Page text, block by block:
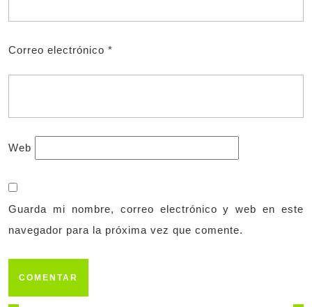
Correo electrónico *
Web
Guarda mi nombre, correo electrónico y web en este
navegador para la próxima vez que comente.